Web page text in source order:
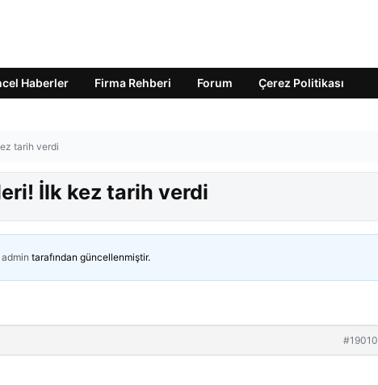
Haberler Firma Rehberi Forum Çerez Politikası
tarih verdi
İlk kez tarih verdi
admin tarafından güncellenmiştir.
#19010